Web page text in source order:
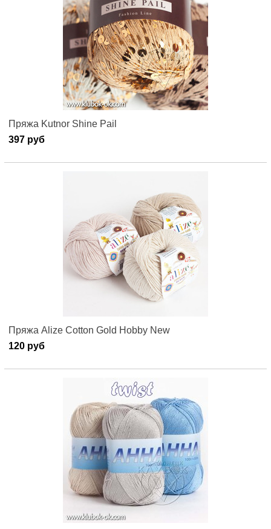
Пряжа Kutnor Shine Pail
397 руб
Пряжа Alize Cotton Gold Hobby New
120 руб